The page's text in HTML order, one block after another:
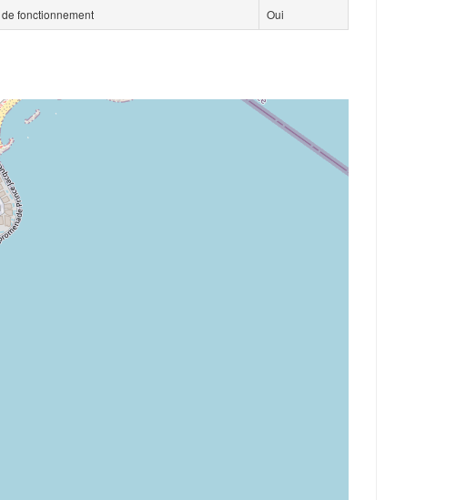
fonctionnement
Oui